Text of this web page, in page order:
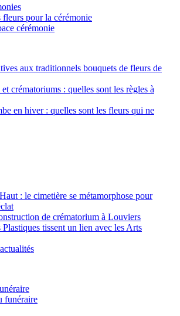
pour la cérémonie
cérémonie
aux traditionnels bouquets de fleurs de
crématoriums : quelles sont les règles à
en hiver : quelles sont les fleurs qui ne
: le cimetière se métamorphose pour
de crématorium à Louviers
tissent un lien avec les Arts
funéraire